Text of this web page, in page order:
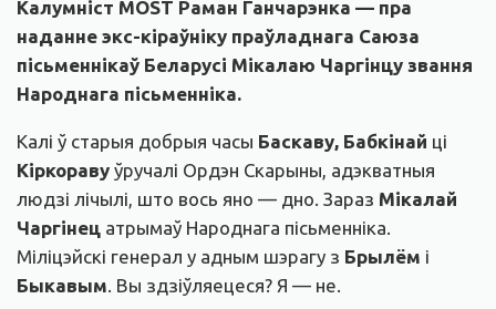
Калумніст MOST Раман Ганчарэнка — пра
наданне экс-кіраўніку праўладнага Саюза
пісьменнікаў Беларусі Мікалаю Чаргінцу звання
Народнага пісьменніка.
Калі ў старыя добрыя часы Баскаву, Бабкінай ці
Кіркораву ўручалі Ордэн Скарыны, адэкватныя
людзі лічылі, што вось яно — дно. Зараз Мікалай
Чаргінец атрымаў Народнага пісьменніка.
Міліцэйскі генерал у адным шэрагу з Брылём і
Быкавым. Вы здзіўляецеся? Я — не.